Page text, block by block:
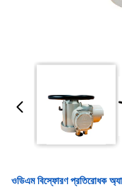
ওডিএম বিস্ফোরণ প্রতিরোধক